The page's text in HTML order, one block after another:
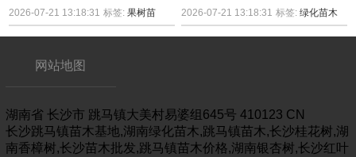
2026-07-21 13:18:31 标签:果树苗 2026-07-21 13:18:31 标签:绿化苗木
网站地图
湖南省 长沙市 跳马镇大美村易婆组645号 410123 CN
长沙跳马镇苗木基地,湖南绿化苗木,跳马镇苗木,长沙桂花树,湖
南香樟树,长沙苗木批发,跳马镇苗木价格,湖南银杏树,长沙红叶